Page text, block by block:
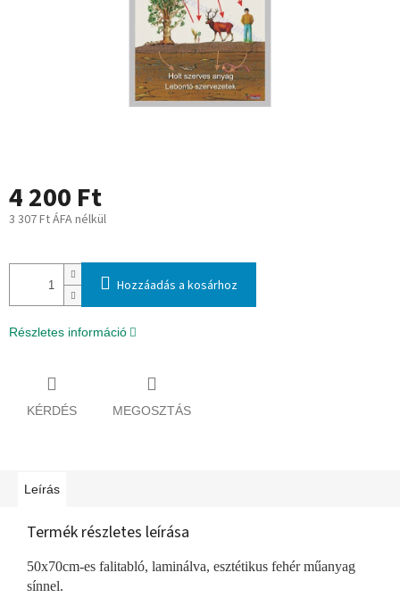
4 200 Ft
3 307 Ft ÁFA nélkül
Hozzáadás a kosárhoz
Részletes információ
KÉRDÉS MEGOSZTÁS
Leírás
Termék részletes leírása
50x70cm-es falitabló, laminálva, esztétikus fehér műanyag
sínnel.